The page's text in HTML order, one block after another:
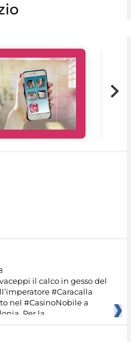
il calco in gesso del
#Caracalla
nel #CasinoNobile a
Per la